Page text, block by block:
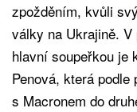
zpožděním, kvůli
války na Ukrajině.
hlavní soupeřkou je
Penová, která
s Macronem do